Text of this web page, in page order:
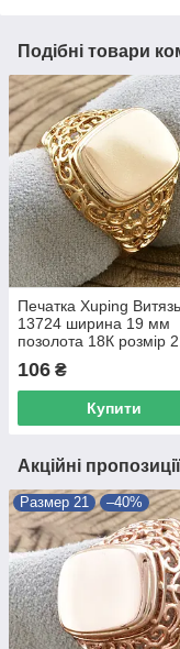
Подібні товари
Печатка Xuping Витязь
13724 ширина 19 мм
позолота 18К розмір
106 ₴
Купити
Акційні
Размер 21 –40%